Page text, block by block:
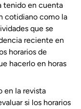
tenido en cuenta
cotidiano como la
que se
reciente en
horarios de
hacerlo en horas
en la revista
si los horarios